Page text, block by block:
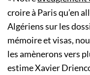
croire à Paris qu’en
Algériens sur les
mémoire et visas,
les amènerons vers
estime Xavier